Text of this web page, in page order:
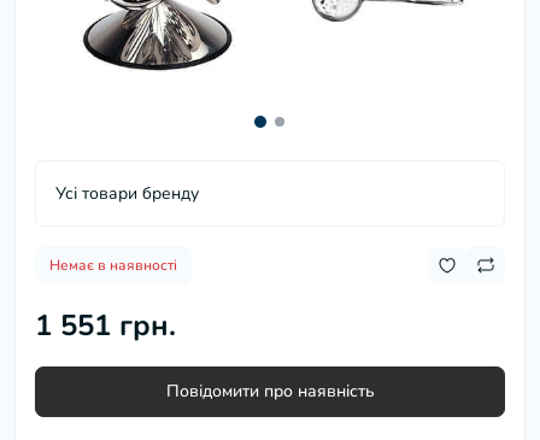
Усі товари бренду
Немає в наявності
1 551 грн.
Повідомити про наявність